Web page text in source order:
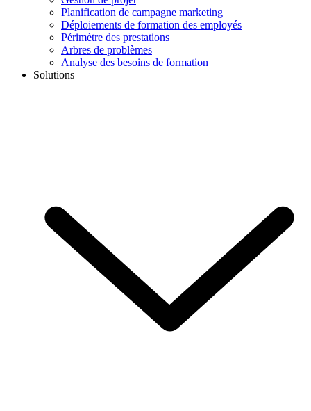
Planification de campagne marketing
Déploiements de formation des employés
Périmètre des prestations
Arbres de problèmes
Analyse des besoins de formation
Solutions